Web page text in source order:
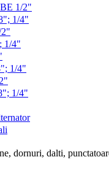
1/2"
1/4"
1/4"
1/4"
1/4"
dornuri, dalti,